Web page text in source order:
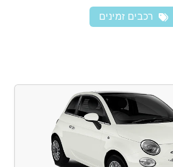
רכבים זמינים